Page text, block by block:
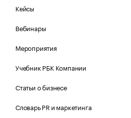
Кейсы
Вебинары
Мероприятия
Учебник РБК Компании
Статьи о бизнесе
Словарь PR и маркетинга